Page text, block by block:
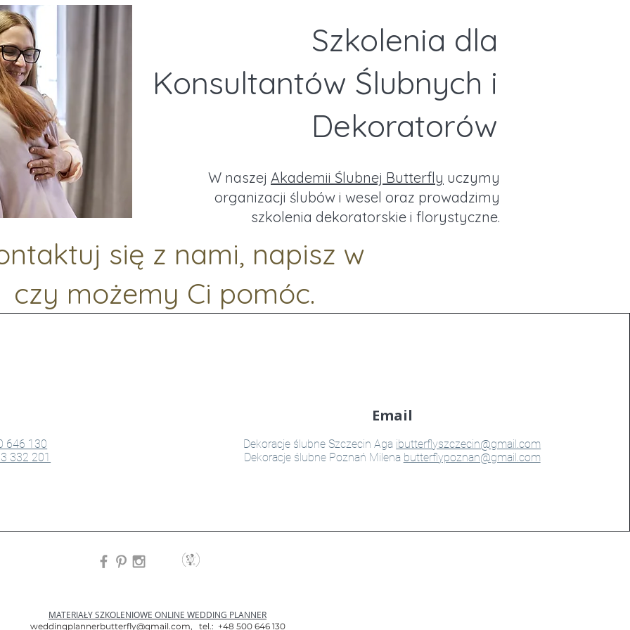
Szkolenia dla
Konsultantów Ślubnych i
Dekoratorów
W naszej Akademii Ślubnej Butterfly uczymy
organizacji ślubów i wesel oraz prowadzimy
szkolenia dekoratorskie i florystyczne.
się z nami, napisz w
czy możemy Ci pomóc.
646 130
332 201
Email
Dekoracje ślubne Szczecin Aga ibutterflyszczecin@gmail.com
Dekoracje ślubne Poznań Milena butterflypoznan@gmail.com
MATERIAŁY SZKOLENIOWE ONLINE WEDDING PLANNER
weddingplannerbutterfly@gmail.com, tel.: +48 500 646 130